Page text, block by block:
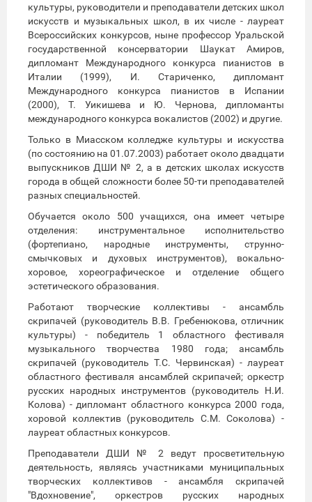
культуры, руководители и преподаватели детских школ
искусств и музыкальных школ, в их числе - лауреат
Всероссийских конкурсов, ныне профессор Уральской
государственной консерватории Шаукат Амиров,
дипломант Международного конкурса пианистов в
Италии (1999), И. Стариченко, дипломант
Международного конкурса пианистов в Испании
(2000), Т. Уикишева и Ю. Чернова, дипломанты
международного конкурса вокалистов (2002) и другие.
Только в Миасском колледже культуры и искусства
(по состоянию на 01.07.2003) работает около двадцати
выпускников ДШИ № 2, а в детских школах искусств
города в общей сложности более 50-ти преподавателей
разных специальностей.
Обучается около 500 учащихся, она имеет четыре
отделения: инструментальное исполнительство
(фортепиано, народные инструменты, струнно-
смычковых и духовых инструментов), вокально-
хоровое, хореографическое и отделение общего
эстетического образования.
Работают творческие коллективы - ансамбль
скрипачей (руководитель В.В. Гребенюкова, отличник
культуры) - победитель 1 областного фестиваля
музыкального творчества 1980 года; ансамбль
скрипачей (руководитель Т.С. Червинская) - лауреат
областного фестиваля ансамблей скрипачей; оркестр
русских народных инструментов (руководитель Н.И.
Колова) - дипломант областного конкурса 2000 года,
хоровой коллектив (руководитель С.М. Соколова) -
лауреат областных конкурсов.
Преподаватели ДШИ № 2 ведут просветительную
деятельность, являясь участниками муниципальных
творческих коллективов - ансамбля скрипачей
"Вдохновение", оркестров русских народных